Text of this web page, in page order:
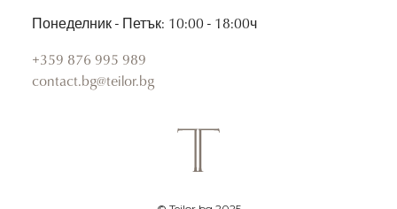
Понеделник - Петък: 10:00 - 18:00ч
+359 876 995 989
contact.bg@teilor.bg